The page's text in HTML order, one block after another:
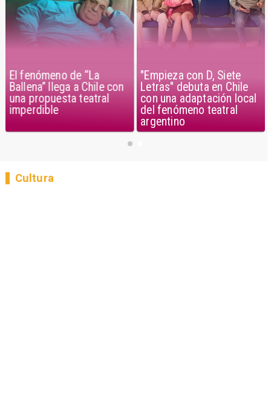
El fenómeno de “La
Ballena” llega a Chile con
una propuesta teatral
imperdible
"Empieza con D, Siete
Letras" debuta en Chile
con una adaptación local
del fenómeno teatral
argentino
Cultura